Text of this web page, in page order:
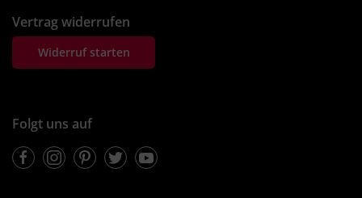
Vertrag widerrufen
Widerruf starten
Folgt uns auf
FacebookInstagramPinterestTwitterYoutube